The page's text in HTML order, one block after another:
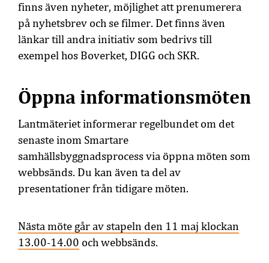
finns även nyheter, möjlighet att prenumerera
på nyhetsbrev och se filmer. Det finns även
länkar till andra initiativ som bedrivs till
exempel hos Boverket, DIGG och SKR.
Öppna informationsmöten
Lantmäteriet informerar regelbundet om det
senaste inom Smartare
samhällsbyggnadsprocess via öppna möten som
webbsänds. Du kan även ta del av
presentationer från tidigare möten.
Nästa möte går av stapeln den 11 maj klockan
13.00-14.00 och webbsänds.